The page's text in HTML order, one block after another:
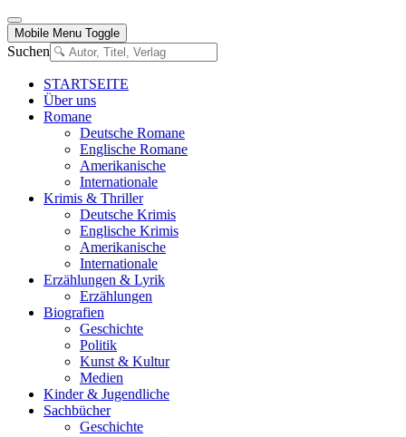
Mobile Menu Toggle
Suchen
STARTSEITE
Über uns
Romane
Deutsche Romane
Englische Romane
Amerikanische
Internationale
Krimis & Thriller
Deutsche Krimis
Englische Krimis
Amerikanische
Internationale
Erzählungen & Lyrik
Erzählungen
Biografien
Geschichte
Politik
Kunst & Kultur
Medien
Kinder & Jugendliche
Sachbücher
Geschichte